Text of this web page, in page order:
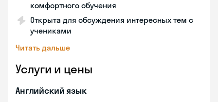
комфортного обучения
Открыта для обсуждения интересных тем с
учениками
Читать дальше
Услуги и цены
Английский язык